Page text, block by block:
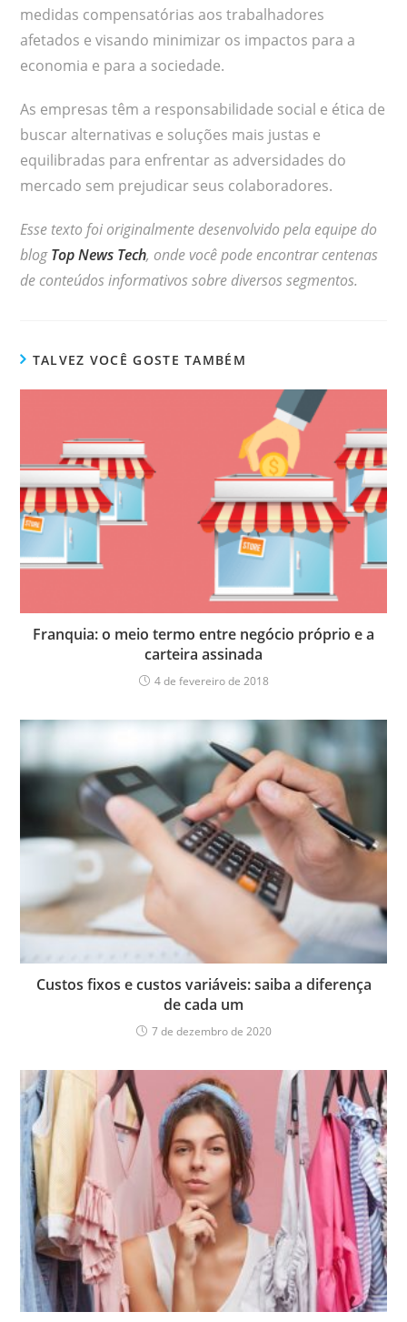
medidas compensatórias aos trabalhadores
afetados e visando minimizar os impactos para a
economia e para a sociedade.
As empresas têm a responsabilidade social e ética de
buscar alternativas e soluções mais justas e
equilibradas para enfrentar as adversidades do
mercado sem prejudicar seus colaboradores.
Esse texto foi originalmente desenvolvido pela equipe do
blogTop News Tech, onde você pode encontrar centenas
de conteúdos informativos sobre diversos segmentos.
TALVEZ VOCÊ GOSTE TAMBÉM
Franquia: o meio termo entre negócio próprio e a
carteira assinada
4 de fevereiro de 2018
Custos‌ ‌fixos‌ ‌e‌ ‌custos‌ ‌variáveis:‌ ‌saiba‌ ‌a‌ ‌diferença‌
‌de‌ ‌cada‌ ‌um‌
7 de dezembro de 2020